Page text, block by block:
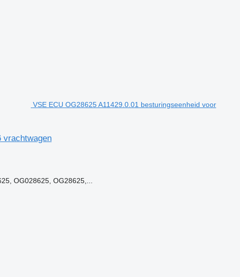
VSE ECU OG28625 A11429.0.01 besturingseenheid voor
vrachtwagen
OG028625, OG28625,...